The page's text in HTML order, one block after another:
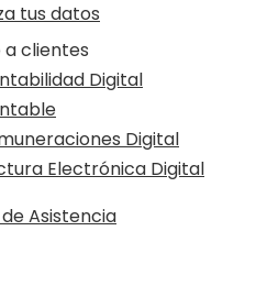
tus datos
clientes
Digital
Digital
Electrónica Digital
Asistencia